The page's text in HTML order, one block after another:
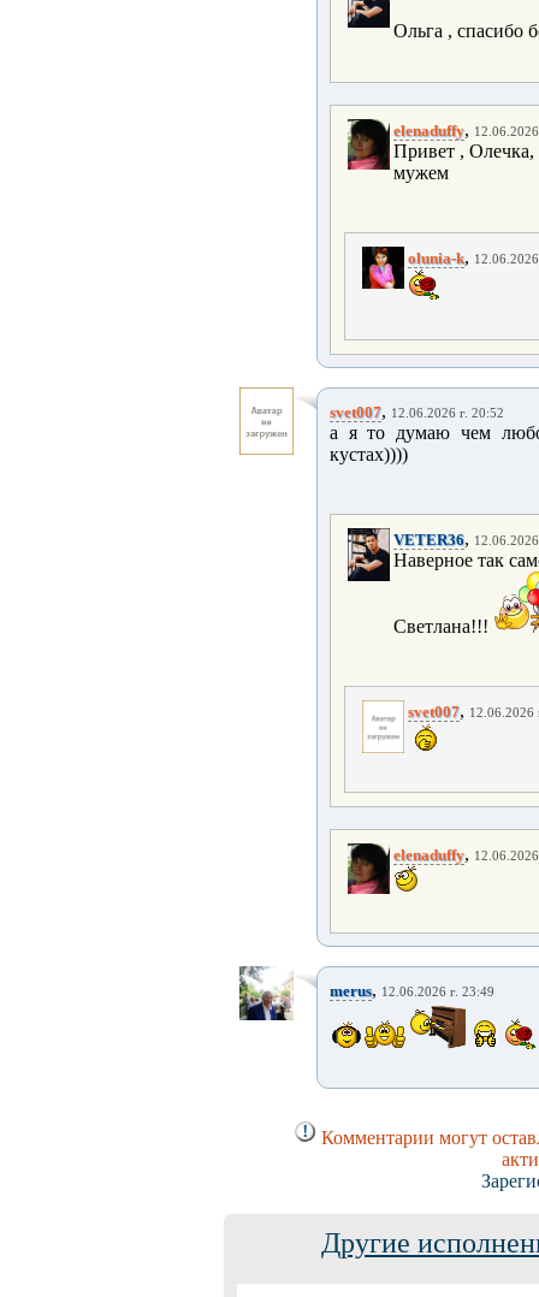
Ольга , спасибо
elenaduffy,
Привет , Олечка,
мужем
olunia-k,
svet007, 12.06.2026 г. 20:52
а я то думаю чем
кустах))))
VETER36,
Наверное так
Светлана!!!
svet007, 12.06.2026
elenaduffy,
merus, 12.06.2026 г. 23:49
Комментарии могут
Другие